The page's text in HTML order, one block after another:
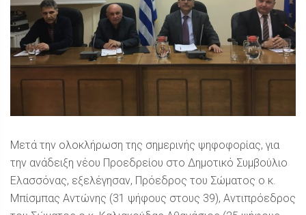
Μετά την ολοκλήρωση της σημερινής ψηφοφορίας, για
την ανάδειξη νέου Προεδρείου στο Δημοτικό Συμβούλιο
Ελασσόνας, εξελέγησαν, Πρόεδρος του Σώματος ο κ.
Μπίσμπας Αντώνης (31 ψήφους στους 39), Αντιπρόεδρος